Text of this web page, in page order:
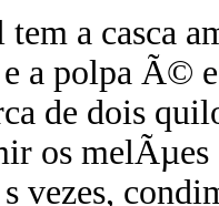
a casca
a polpa Ã©
de dois
os
vezes,